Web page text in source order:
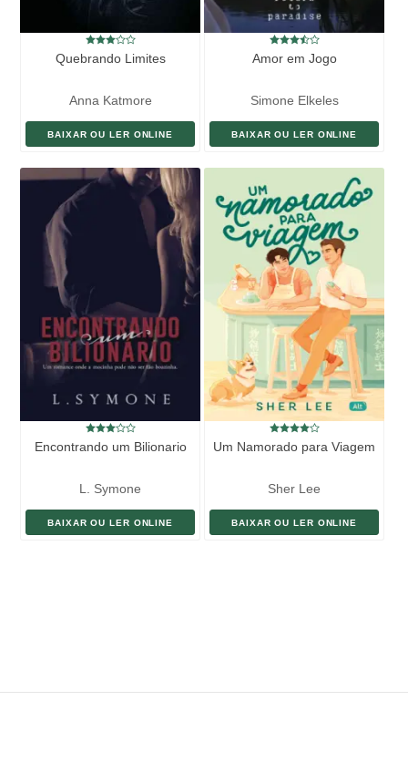
Quebrando Limites
Anna Katmore
BAIXAR OU LER ONLINE
Amor em Jogo
Simone Elkeles
BAIXAR OU LER ONLINE
Encontrando um Bilionario
L. Symone
BAIXAR OU LER ONLINE
Um Namorado para Viagem
Sher Lee
BAIXAR OU LER ONLINE